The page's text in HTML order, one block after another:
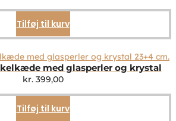
Tilføj til kurv
med glasperler og krystal
kr.399,00
Tilføj til kurv